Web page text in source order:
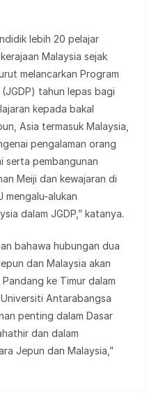
lebih 20 pelajar
Malaysia sejak
melancarkan Program
tahun lepas bagi
kepada bakal
Asia termasuk Malaysia,
pengalaman orang
serta pembangunan
Meiji dan kewajaran di
mengalu-alukan
dalam JGDP,” katanya.
bahawa hubungan dua
dan Malaysia akan
ke Timur dalam
Antarabangsa
penting dalam Dasar
dan dalam
Jepun dan Malaysia,”